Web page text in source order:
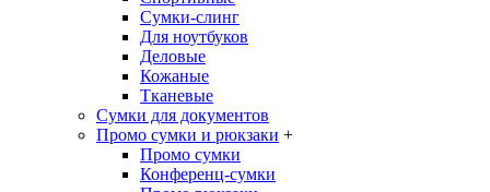
Сумки-слинг
Для ноутбуков
Деловые
Кожаные
Тканевые
Сумки для документов
Промо сумки и рюкзаки +
Промо сумки
Конференц-сумки